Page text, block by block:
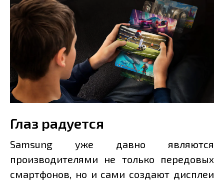
Глаз радуется
Samsung уже давно являются
производителями не только передовых
смартфонов, но и сами создают дисплеи